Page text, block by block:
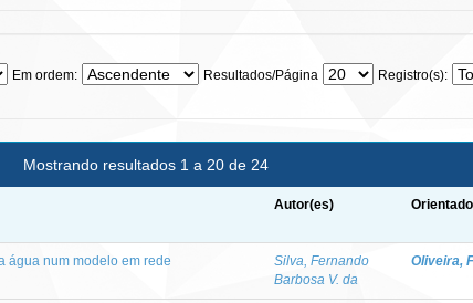
Em ordem: Resultados/Página Registro(s):
Mostrando resultados 1 a 20 de 24
Autor(es)
água num modelo em rede
Silva, Fernando
Barbosa V. da
Oliveira,